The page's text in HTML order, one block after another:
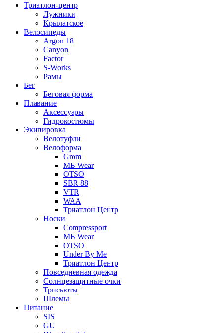
Триатлон-центр
Лужники
Крылатское
Велосипеды
Argon 18
Canyon
Factor
S-Works
Рамы
Бег
Беговая форма
Плавание
Аксессуары
Гидрокостюмы
Экипировка
Велотуфли
Велоформа
Grom
MB Wear
OTSO
SBR 88
VTR
WAA
Триатлон Центр
Носки
Compressport
MB Wear
OTSO
Under By Me
Триатлон Центр
Повседневная одежда
Солнцезащитные очки
Трисьюты
Шлемы
Питание
SIS
GU